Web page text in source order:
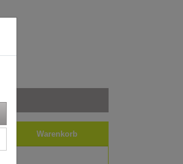
Warenkorb